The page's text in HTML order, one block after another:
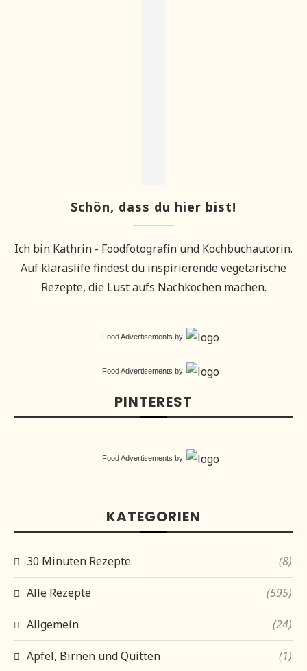
Schön, dass du hier bist!
Ich bin Kathrin - Foodfotografin und Kochbuchautorin.
Auf klaraslife findest du inspirierende vegetarische
Rezepte, die Lust aufs Nachkochen machen.
Food Advertisements by
Food Advertisements by
PINTEREST
Food Advertisements by
KATEGORIEN
30 Minuten Rezepte (8)
Alle Rezepte (595)
Allgemein (24)
Äpfel, Birnen und Quitten (1)